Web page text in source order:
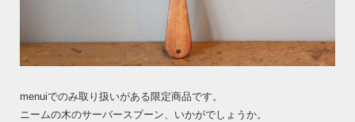
menuiでのみ取り扱いがある限定商品です。
ニームの木のサーバースプーン、いかがでしょうか。